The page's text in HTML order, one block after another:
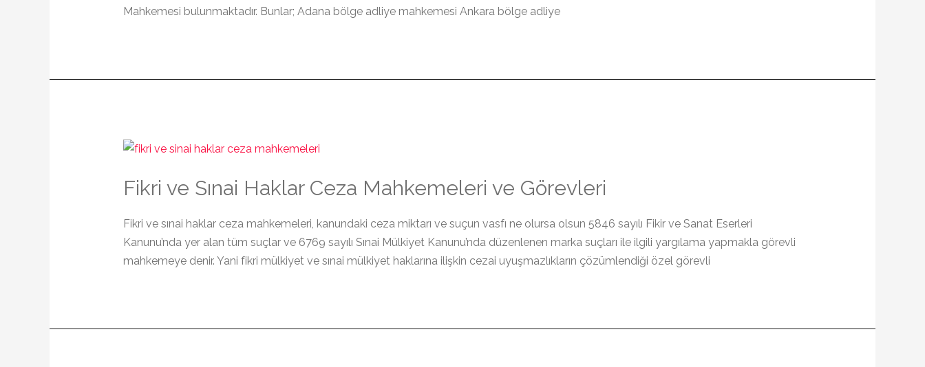
Mahkemesi bulunmaktadır. Bunlar; Adana bölge adliye mahkemesi Ankara bölge adliye
Fikri ve Sınai Haklar Ceza Mahkemeleri ve Görevleri
Fikri ve sınai haklar ceza mahkemeleri, kanundaki ceza miktarı ve suçun vasfı ne olursa olsun 5846 sayılı Fikir ve Sanat Eserleri
Kanunu’nda yer alan tüm suçlar ve 6769 sayılı Sınai Mülkiyet Kanunu’nda düzenlenen marka suçları ile ilgili yargılama yapmakla görevli
mahkemeye denir. Yani fikri mülkiyet ve sınai mülkiyet haklarına ilişkin cezai uyuşmazlıkların çözümlendiği özel görevli